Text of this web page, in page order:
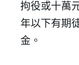
拘役或十萬
年以下有期
金。